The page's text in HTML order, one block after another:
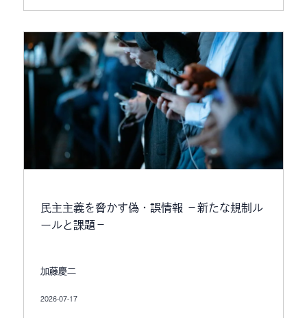
民主主義を脅かす偽・誤情報 －新たな規制ル
ールと課題－
加藤慶二
2026-07-17